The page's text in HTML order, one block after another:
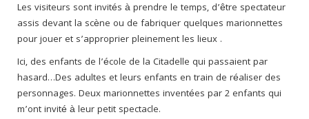
Les visiteurs sont invités à prendre le temps, d’être spectateur
assis devant la scène ou de fabriquer quelques marionnettes
pour jouer et s’approprier pleinement les lieux .
Ici, des enfants de l’école de la Citadelle qui passaient par
hasard…Des adultes et leurs enfants en train de réaliser des
personnages. Deux marionnettes inventées par 2 enfants qui
m’ont invité à leur petit spectacle.